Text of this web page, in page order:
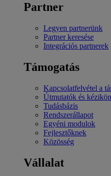
Partner
Legyen partnerünk
Partner keresése
Integrációs partnerek
Támogatás
Kapcsolatfelvétel a
Útmutatók és
Tudásbázis
Rendszerállapot
Egyéni modulok
Fejlesztőknek
Közösség
Vállalat